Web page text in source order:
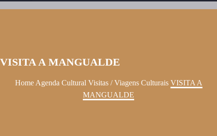
VISITA A MANGUALDE
Home Agenda Cultural Visitas / Viagens Culturais VISITA A
MANGUALDE